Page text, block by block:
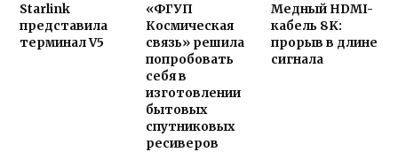
Starlink
представила
терминал V5
«ФГУП
Космическая
связь» решила
попробовать
себя в
изготовлении
бытовых
спутниковых
ресиверов
Медный HDMI-
кабель 8K:
прорыв в длине
сигнала